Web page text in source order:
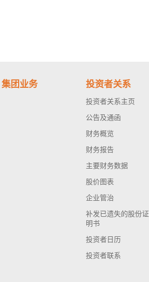
集团业务 投资者关系
投资者关系主页
公告及通函
财务概览
财务报告
主要财务数据
股价图表
企业管治
补发已遗失的股份证
明书
投资者日历
投资者联系